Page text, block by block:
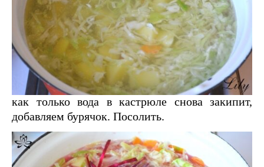
как только вода в кастрюле снова закипит,
добавляем бурячок. Посолить.